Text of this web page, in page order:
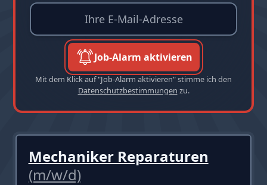
Job-Alarm aktivieren
Mit dem Klick auf "Job-Alarm aktivieren" stimme ich den
Datenschutzbestimmungen zu.
Mechaniker Reparaturen
(m/w/d)